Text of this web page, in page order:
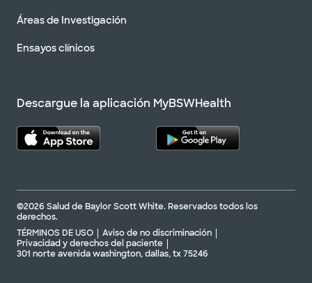
Áreas de Investigación
Ensayos clínicos
Descargue la aplicación MyBSWHealth
©2026 Salud de Baylor Scott White. Reservados todos los
derechos.
TÉRMINOS DE USO
Aviso de no discriminación
Privacidad y derechos del paciente
301 norte avenida washington, dallas, tx 75246